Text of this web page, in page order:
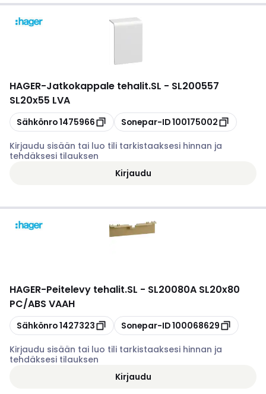
HAGER-Jatkokappale tehalit.SL - SL200557
SL20x55 LVA
Kopioi
Sähkönro1475966 Kopioi
Sonepar-ID100175002
Kirjaudu sisään tai luo tili tarkistaaksesi hinnan ja
tehdäksesi tilauksen
Kirjaudu
HAGER-Peitelevy tehalit.SL - SL20080A SL20x80
PC/ABS VAAH
Kopioi
Sähkönro1427323 Kopioi
Sonepar-ID100068629
Kirjaudu sisään tai luo tili tarkistaaksesi hinnan ja
tehdäksesi tilauksen
Kirjaudu